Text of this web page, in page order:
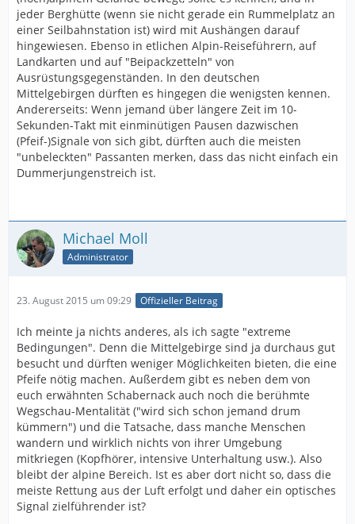
jeder Berghütte (wenn sie nicht gerade ein Rummelplatz an
einer Seilbahnstation ist) wird mit Aushängen darauf
hingewiesen. Ebenso in etlichen Alpin-Reiseführern, auf
Landkarten und auf "Beipackzetteln" von
Ausrüstungsgegenständen. In den deutschen
Mittelgebirgen dürften es hingegen die wenigsten kennen.
Andererseits: Wenn jemand über längere Zeit im 10-
Sekunden-Takt mit einminütigen Pausen dazwischen
(Pfeif-)Signale von sich gibt, dürften auch die meisten
"unbeleckten" Passanten merken, dass das nicht einfach ein
Dummerjungenstreich ist.
Michael Moll
Administrator
23. August 2015 um 09:29 Offizieller Beitrag
Ich meinte ja nichts anderes, als ich sagte "extreme
Bedingungen". Denn die Mittelgebirge sind ja durchaus gut
besucht und dürften weniger Möglichkeiten bieten, die eine
Pfeife nötig machen. Außerdem gibt es neben dem von
euch erwähnten Schabernack auch noch die berühmte
Wegschau-Mentalität ("wird sich schon jemand drum
kümmern") und die Tatsache, dass manche Menschen
wandern und wirklich nichts von ihrer Umgebung
mitkriegen (Kopfhörer, intensive Unterhaltung usw.). Also
bleibt der alpine Bereich. Ist es aber dort nicht so, dass die
meiste Rettung aus der Luft erfolgt und daher ein optisches
Signal zielführender ist?